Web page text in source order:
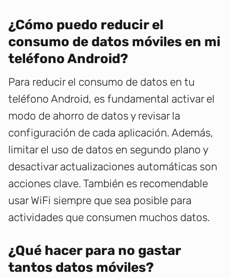
¿Cómo puedo reducir el
consumo de datos móviles en mi
teléfono Android?
Para reducir el consumo de datos en tu
teléfono Android, es fundamental activar el
modo de ahorro de datos y revisar la
configuración de cada aplicación. Además,
limitar el uso de datos en segundo plano y
desactivar actualizaciones automáticas son
acciones clave. También es recomendable
usar WiFi siempre que sea posible para
actividades que consumen muchos datos.
¿Qué hacer para no gastar
tantos datos móviles?